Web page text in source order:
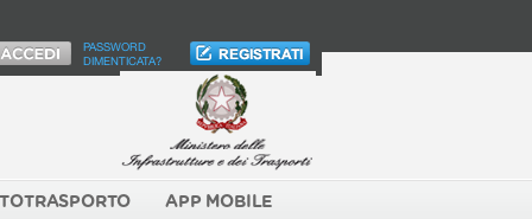
PASSWORD
DIMENTICATA?
APP MOBILE